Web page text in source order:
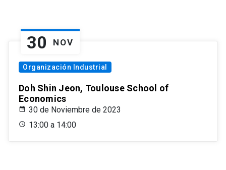
30 NOV
Organización Industrial
Doh Shin Jeon, Toulouse School of
Economics
30 de Noviembre de 2023
13:00 a 14:00